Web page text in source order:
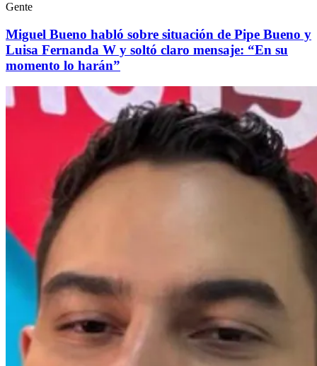
Gente
Miguel Bueno habló sobre situación de Pipe Bueno y
Luisa Fernanda W y soltó claro mensaje: “En su
momento lo harán”